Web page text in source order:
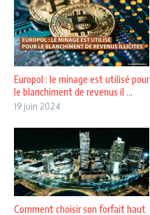
Europol : le minage est utilisé pour
le blanchiment de revenus il ...
19 juin 2024
Comment choisir son forfait haut